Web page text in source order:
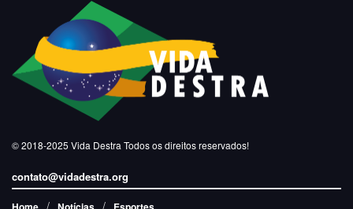
© 2018-2025 Vida Destra Todos os direitos reservados!
contato@vidadestra.org